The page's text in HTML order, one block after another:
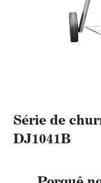
Série de
DJ1041B